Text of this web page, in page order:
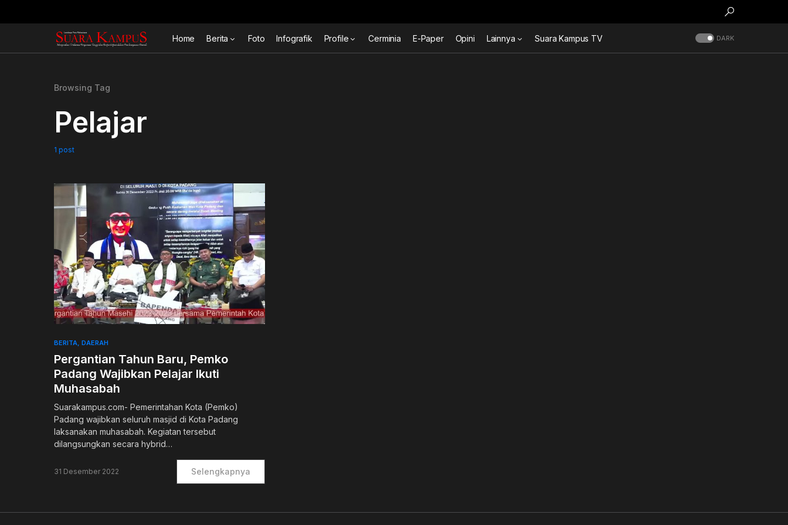
Home Berita Foto Infografik Profile Cerminia E-Paper Opini Lainnya Suara Kampus TV DARK
Browsing Tag
Pelajar
1 post
BERITA DAERAH
Pergantian Tahun Baru, Pemko
Padang Wajibkan Pelajar Ikuti
Muhasabah
Suarakampus.com- Pemerintahan Kota (Pemko)
Padang wajibkan seluruh masjid di Kota Padang
laksanakan muhasabah. Kegiatan tersebut
dilangsungkan secara hybrid…
31 Desember 2022 Selengkapnya